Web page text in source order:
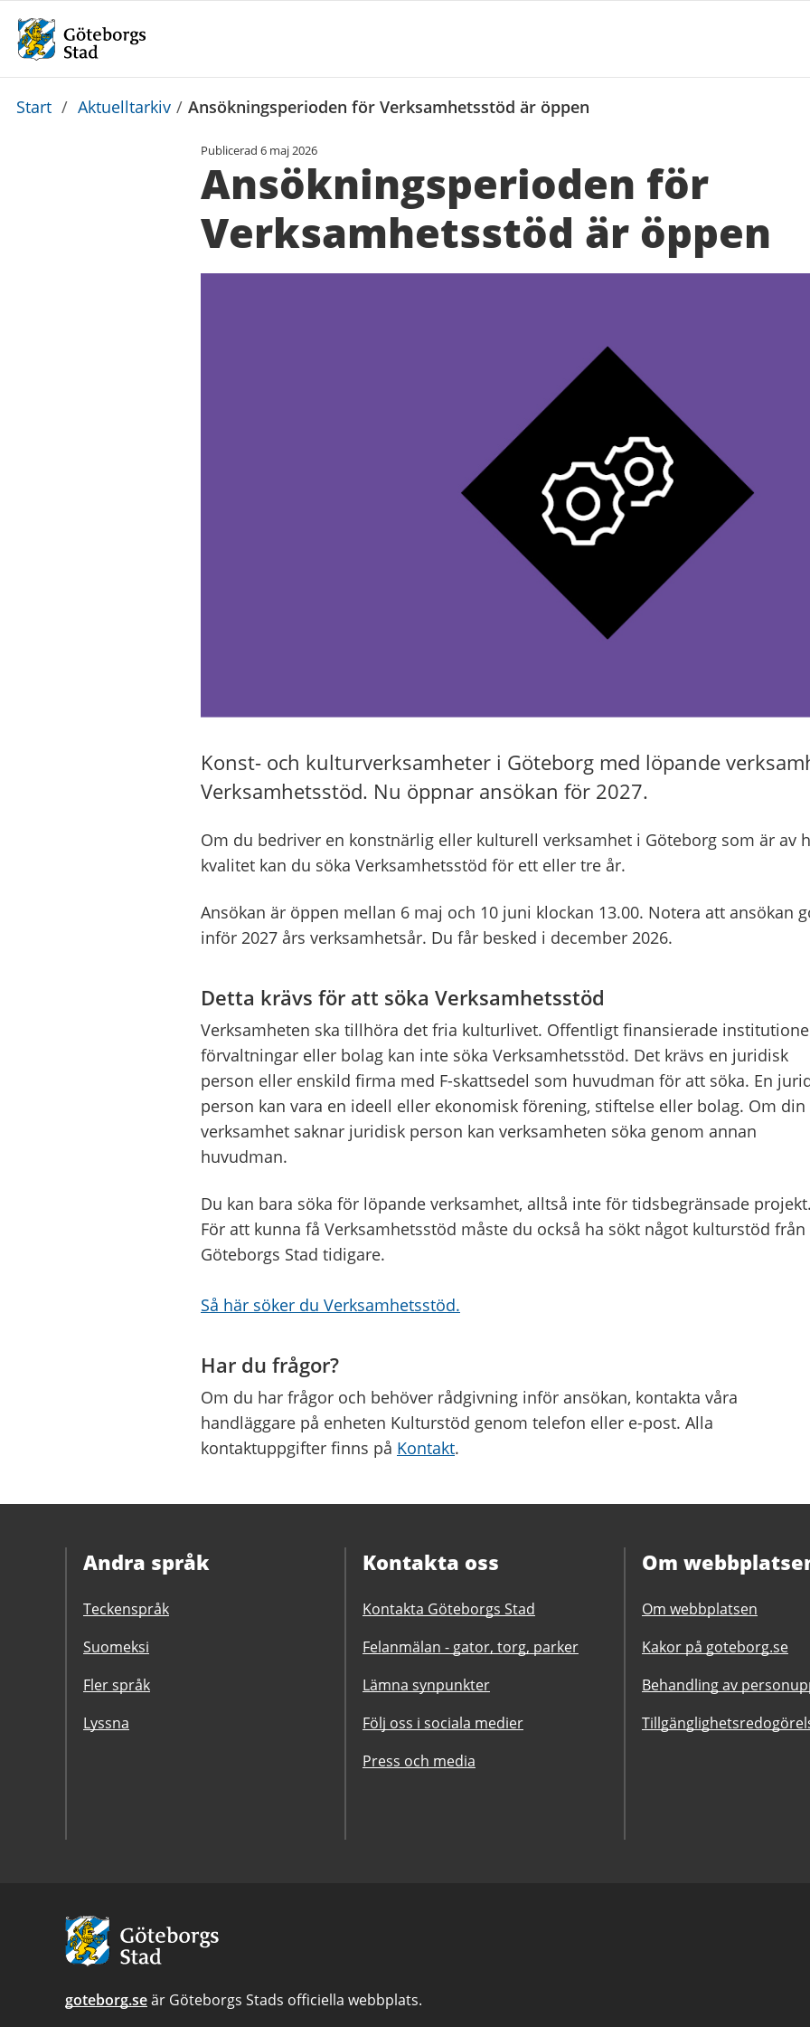
Du
Start / Aktuelltarkiv / Ansökningsperioden för Verksamhetsstöd är öppen
Publicerad 6 maj 2026
Ansökningsperioden för
Verksamhetsstöd är öppen
Konst- och kulturverksamheter i Göteborg med löpande
Verksamhetsstöd. Nu öppnar ansökan för 2027.
Om du bedriver en konstnärlig eller kulturell verksamhet i Göteborg som är av
kvalitet kan du söka Verksamhetsstöd för ett eller tre år.
Ansökan är öppen mellan 6 maj och 10 juni klockan 13.00. Notera att ansökan
inför 2027 års verksamhetsår. Du får besked i december 2026.
Detta krävs för att söka Verksamhetsstöd
Verksamheten ska tillhöra det fria kulturlivet. Offentligt finansierade
förvaltningar eller bolag kan inte söka Verksamhetsstöd. Det krävs en juridisk
person eller enskild firma med F-skattsedel som huvudman för att söka. En
person kan vara en ideell eller ekonomisk förening, stiftelse eller bolag. Om din
verksamhet saknar juridisk person kan verksamheten söka genom annan
huvudman.
Du kan bara söka för löpande verksamhet, alltså inte för tidsbegränsade projekt.
För att kunna få Verksamhetsstöd måste du också ha sökt något kulturstöd från
Göteborgs Stad tidigare.
Så här söker du Verksamhetsstöd.
Har du frågor?
Om du har frågor och behöver rådgivning inför ansökan, kontakta våra
handläggare på enheten Kulturstöd genom telefon eller e-post. Alla
kontaktuppgifter finns på Kontakt.
Andra språk
Teckenspråk
Suomeksi
Fler språk
Lyssna
Kontakta oss
Kontakta Göteborgs Stad
Felanmälan - gator, torg, parker
Lämna synpunkter
Följ oss i sociala medier
Press och media
Om
Om webbplatsen
Kakor på goteborg.se
Behandling av
Avsändare:
Göteborgs
Stad
goteborg.seär Göteborgs Stads officiella webbplats.